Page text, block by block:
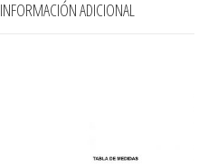
INFORMACIÓN ADICIONAL